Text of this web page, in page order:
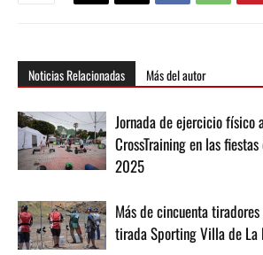
Noticias Relacionadas Más del autor
Jornada de ejercicio físico
CrossTraining en las
2025
Más de cincuenta
tirada Sporting Villa de La